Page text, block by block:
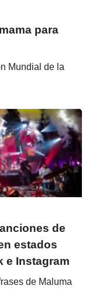
para
Mundial de la
de
estados
e Instagram
de Maluma